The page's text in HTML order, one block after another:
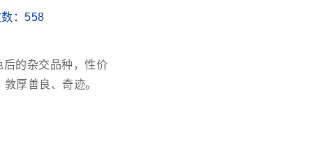
：558
的杂交品种，性价
厚善良、奇迹。